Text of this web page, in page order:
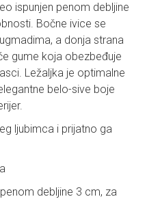
ispunjen penom debljine
Bočne ivice se
a donja strana
gume koja obezbeđuje
Ležaljka je optimalne
belo-sive boje
ljubimca i prijatno ga
debljine 3 cm, za